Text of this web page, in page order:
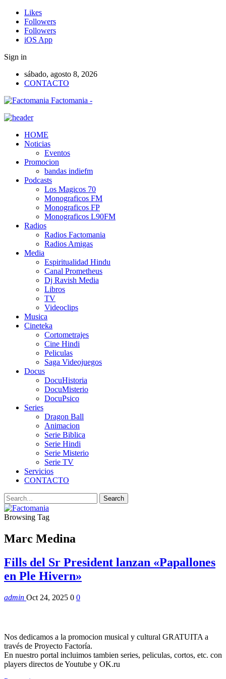
Likes
Followers
Followers
iOS App
Sign in
sábado, agosto 8, 2026
CONTACTO
Factomania -
HOME
Noticias
Eventos
Promocion
bandas indiefm
Podcasts
Los Magicos 70
Monograficos FM
Monograficos FP
Monograficos L90FM
Radios
Radios Factomania
Radios Amigas
Media
Espiritualidad Hindu
Canal Prometheus
Dj Ravish Media
Libros
TV
Videoclips
Musica
Cineteka
Cortometrajes
Cine Hindi
Peliculas
Saga Videojuegos
Docus
DocuHistoria
DocuMisterio
DocuPsico
Series
Dragon Ball
Animacion
Serie Biblica
Serie Hindi
Serie Misterio
Serie TV
Servicios
CONTACTO
Browsing Tag
Marc Medina
Fills del Sr President lanzan «Papallones
en Ple Hivern»
admin Oct 24, 2025 0 0
Nos dedicamos a la promocion musical y cultural GRATUITA a
través de Proyecto Factoría.
En nuestro portal incluimos tambien series, peliculas, cortos, etc. con
players directos de Youtube y OK.ru